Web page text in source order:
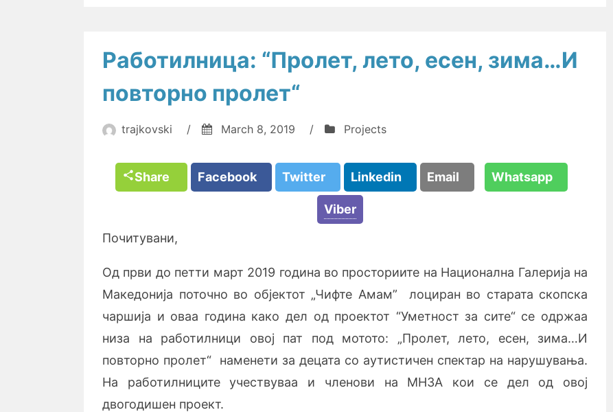
Работилница: “Пролет, лето, есен, зима…И
повторно пролет“
trajkovski / March 8, 2019 / Projects
Share Facebook Twitter Linkedin Email Whatsapp
Viber
Почитувани,
Од први до петти март 2019 година во просториите на Национална Галерија на
Македонија поточно во објектот „Чифте Амам” лоциран во старата скопска
чаршија и оваа година како дел од проектот “Уметност за сите“ се одржаа
низа на работилници овој пат под мотото: „Пролет, лето, есен, зима…И
повторно пролет“ наменети за децата со аутистичен спектар на нарушувања.
На работилниците учествуваа и членови на МНЗА кои се дел од овој
двогодишен проект.